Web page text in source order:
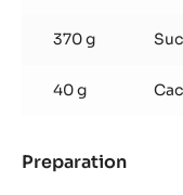
370 g
40 g
Preparation